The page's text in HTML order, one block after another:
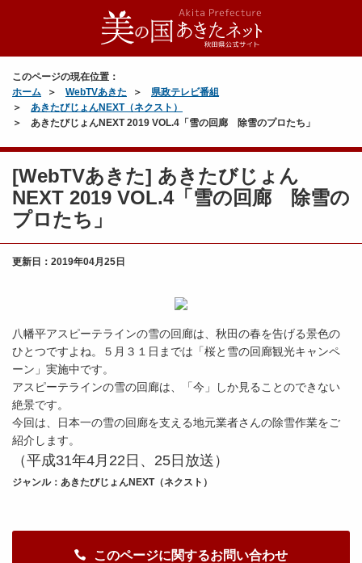
このページの現在位置：
ホーム
WebTVあきた
県政テレビ番組
あきたびじょんNEXT（ネクスト）
あきたびじょんNEXT 2019 VOL.4「雪の回廊 除雪のプロたち」
[WebTVあきた] あきたびじょん
NEXT 2019 VOL.4「雪の回廊 除雪の
プロたち」
更新日： 2019年04月25日
八幡平アスピーテラインの雪の回廊は、秋田の春を告げる景色の
ひとつですよね。５月３１日までは「桜と雪の回廊観光キャンペ
ーン」実施中です。
アスピーテラインの雪の回廊は、「今」しか見ることのできない
絶景です。
今回は、日本一の雪の回廊を支える地元業者さんの除雪作業をご
紹介します。
（平成31年4月22 日、25日放送）
ジャンル：あきたびじょんNEXT（ネクスト）
このページに関するお問い合わせ